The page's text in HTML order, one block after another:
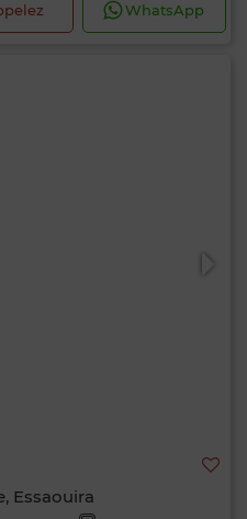
WhatsApp
Essaouira